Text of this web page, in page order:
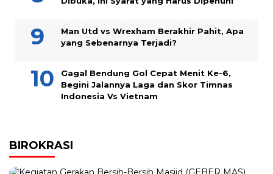
Man Utd vs Wrexham Berakhir Pahit, Apa
yang Sebenarnya Terjadi?
Gagal Bendung Gol Cepat Menit Ke-6,
Begini Jalannya Laga dan Skor Timnas
Indonesia Vs Vietnam
BIROKRASI